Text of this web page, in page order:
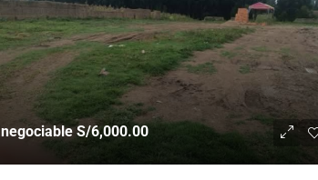
negociableS/6,000.00